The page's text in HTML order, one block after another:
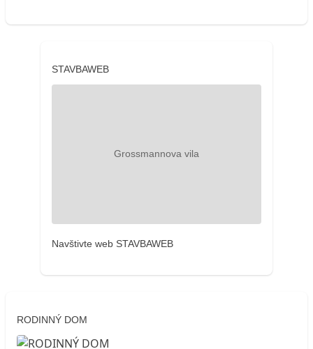
STAVBAWEB
Navštivte web STAVBAWEB
RODINNÝ DOM